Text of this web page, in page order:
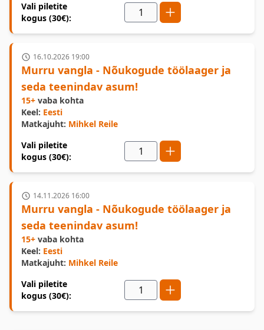
Vali piletite
kogus (30€):
16.10.2026 19:00
Murru vangla - Nõukogude töölaager ja
seda teenindav asum!
15+ vaba kohta
Keel: Eesti
Matkajuht: Mihkel Reile
Vali piletite
kogus (30€):
14.11.2026 16:00
Murru vangla - Nõukogude töölaager ja
seda teenindav asum!
15+ vaba kohta
Keel: Eesti
Matkajuht: Mihkel Reile
Vali piletite
kogus (30€):